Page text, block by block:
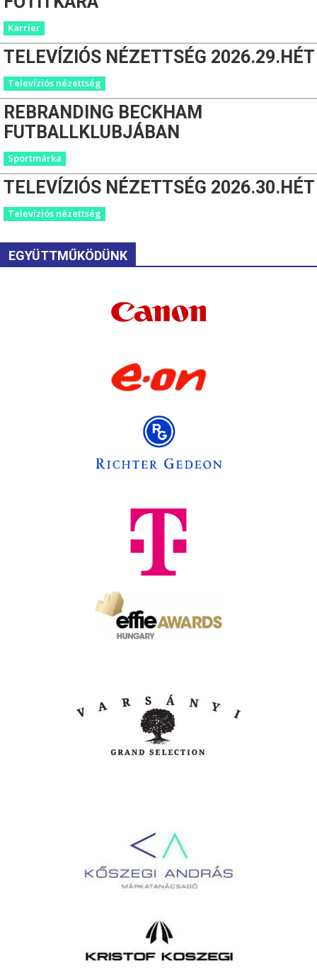
Karrier
TELEVÍZIÓS NÉZETTSÉG 2026.29.HÉT
Televíziós nézettség
REBRANDING BECKHAM
FUTBALLKLUBJÁBAN
Sportmárka
TELEVÍZIÓS NÉZETTSÉG 2026.30.HÉT
Televíziós nézettség
EGYÜTTMŰKÖDÜNK